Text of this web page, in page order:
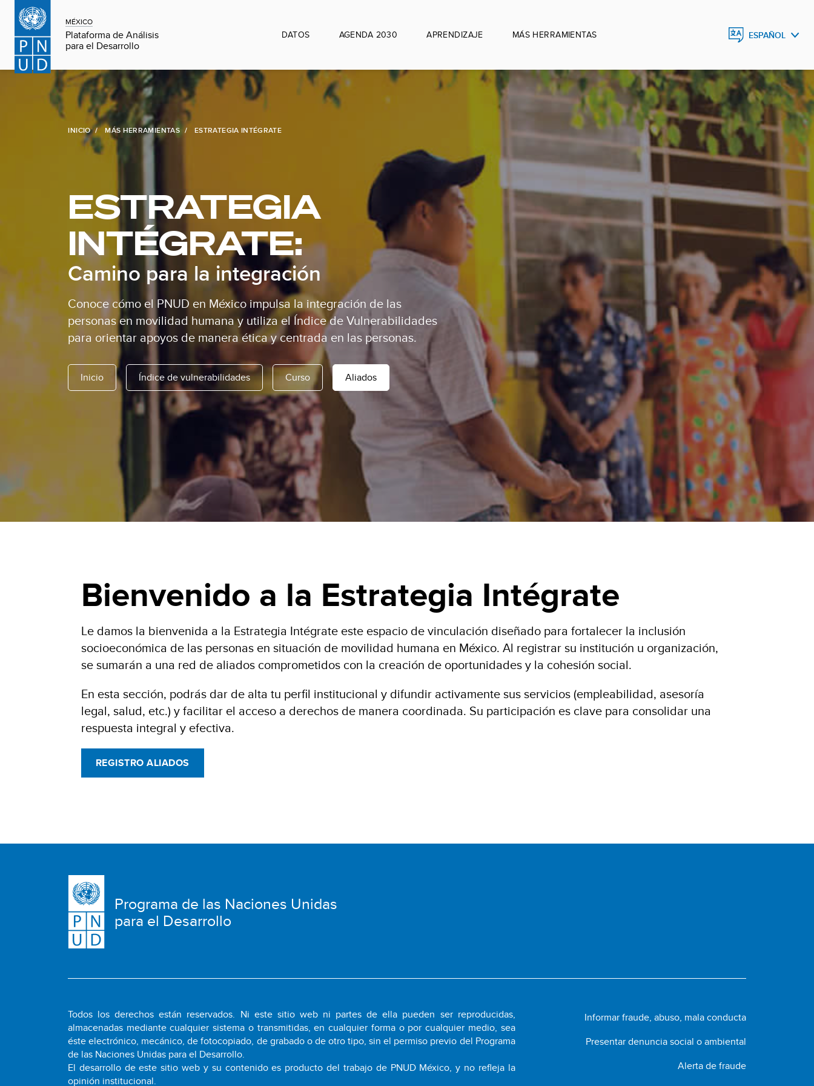
MÉXICO
Plataforma de Análisis
para el Desarrollo
DATOS AGENDA 2030 APRENDIZAJE MÁS HERRAMIENTAS
ESPAÑOL
ENGLISH
DEUTSCH
FRANÇAIS
PORTUGUÊS
INICIO MÁS HERRAMIENTAS ESTRATEGIA INTÉGRATE
ESTRATEGIA
INTÉGRATE:
Camino para la integración
Conoce cómo el PNUD en México impulsa la integración de las
personas en movilidad humana y utiliza el Índice de Vulnerabilidades
para orientar apoyos de manera ética y centrada en las personas.
Inicio Índice de vulnerabilidades Curso Aliados
Bienvenido a la Estrategia Intégrate
Le damos la bienvenida a la Estrategia Intégrate este espacio de vinculación diseñado para fortalecer la inclusión
socioeconómica de las personas en situación de movilidad humana en México. Al registrar su institución u organización,
se sumarán a una red de aliados comprometidos con la creación de oportunidades y la cohesión social.
En esta sección, podrás dar de alta tu perfil institucional y difundir activamente sus servicios (empleabilidad, asesoría
legal, salud, etc.) y facilitar el acceso a derechos de manera coordinada. Su participación es clave para consolidar una
respuesta integral y efectiva.
REGISTRO ALIADOS
Programa de las Naciones Unidas
para el Desarrollo
Todos los derechos están reservados. Ni este sitio web ni partes de ella pueden ser reproducidas,
almacenadas mediante cualquier sistema o transmitidas, en cualquier forma o por cualquier medio, sea
éste electrónico, mecánico, de fotocopiado, de grabado o de otro tipo, sin el permiso previo del Programa
de las Naciones Unidas para el Desarrollo.
El desarrollo de este sitio web y su contenido es producto del trabajo de PNUD México, y no refleja la
opinión institucional.
Informar fraude, abuso, mala conducta
Presentar denuncia social o ambiental
Alerta de fraude